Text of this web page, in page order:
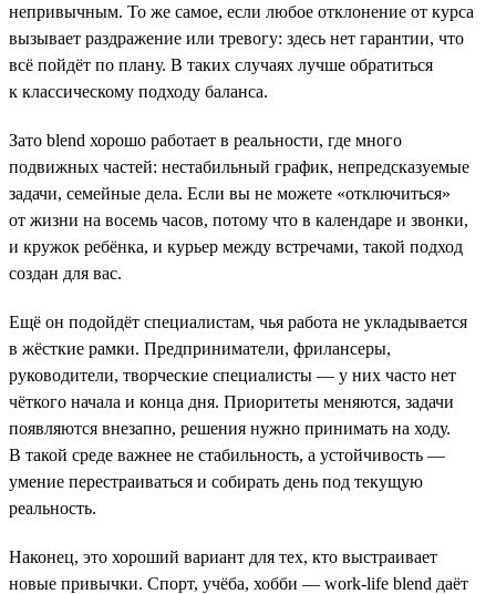
непривычным. То же самое, если любое отклонение от курса
вызывает раздражение или тревогу: здесь нет гарантии, что
всё пойдёт по плану. В таких случаях лучше обратиться
к классическому подходу баланса.
Зато blend хорошо работает в реальности, где много
подвижных частей: нестабильный график, непредсказуемые
задачи, семейные дела. Если вы не можете «отключиться»
от жизни на восемь часов, потому что в календаре и звонки,
и кружок ребёнка, и курьер между встречами, такой подход
создан для вас.
Ещё он подойдёт специалистам, чья работа не укладывается
в жёсткие рамки. Предприниматели, фрилансеры,
руководители, творческие специалисты — у них часто нет
чёткого начала и конца дня. Приоритеты меняются, задачи
появляются внезапно, решения нужно принимать на ходу.
В такой среде важнее не стабильность, а устойчивость —
умение перестраиваться и собирать день под текущую
реальность.
Наконец, это хороший вариант для тех, кто выстраивает
новые привычки. Спорт, учёба, хобби — work-life blend даёт